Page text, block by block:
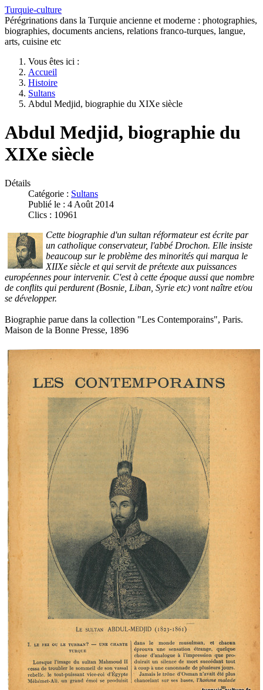
Turquie-culture
Pérégrinations dans la Turquie ancienne et moderne : photographies,
biographies, documents anciens, relations franco-turques, langue,
arts, cuisine etc
Vous êtes ici :
Accueil
Histoire
Sultans
Abdul Medjid, biographie du XIXe siècle
Abdul Medjid, biographie du
XIXe siècle
Détails
Catégorie : Sultans
Publié le : 4 Août 2014
Clics : 10961
Cette biographie d'un sultan réformateur est écrite par
un catholique conservateur, l'abbé Drochon. Elle insiste
beaucoup sur le problème des minorités qui marqua le
XIIXe siècle et qui servit de prétexte aux puissances
européennes pour intervenir. C'est à cette époque aussi que nombre
de conflits qui perdurent (Bosnie, Liban, Syrie etc) vont naître et/ou
se développer.
Biographie parue dans la collection "Les Contemporains", Paris.
Maison de la Bonne Presse, 1896